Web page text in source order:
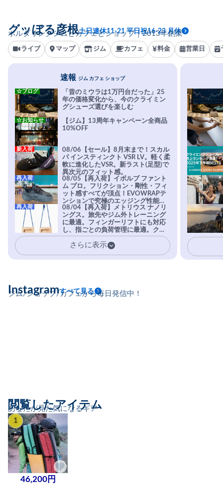
ボルダリングジムとカフェとショップ｜2013年創業
グッぼる彦根土日連休11-21 平日祝16-23 月休
ライブ マップ ジム カフェ 料金 営業日
速報 ジム カフェ ショップ
「昔のミウラは1万円台だった」25
年の価格変化から、今のクライミン
グシューズ選びを楽しむ
☆ブログ
【ジム】13周年キャンペーン全商品
10%OFF
☆お知らせ
08/06【セール】8月末まで！スカル
パ インスティンクト VSR LV。軽く柔
軟に進化したVSR。新ラスト(足型)で
異次元のフィット感。
新入荷
08/05【再入荷】イボルブ ファント
ム プロ。フリクション・剛性・フィ
ット感すべてが頂点！EVOWRAPテ
ンションで究極のエッジング性能を
実現。進化系ラバーEvo-74はTRAX
を凌駕する粘着力で極小ホールドに
安心感。
再入荷
08/04【再入荷】メトリウス ナノリ
ングス。旅先やジム外トレーニング
に最適。フィンガーリフトにも対応
し、指ごとの負荷管理に最適。クラ
イマーの指を本気で鍛えるギア。
再入荷
さらに表示
ジム/ショップ/カフェから毎日発信中！
Instagramすべて見る
あなたが見た気になるギア
閲覧したアイテム
1
46,200円